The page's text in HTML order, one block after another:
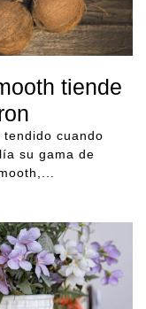
tiende
tendido cuando
su gama de